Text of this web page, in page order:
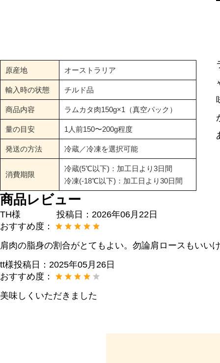
原産地 オーストラリア
輸入時の状態 チルド品
商品内容 ラムカタ肉150g×1（真空パック）
量の目安 1人前150〜200g程度
発送の方法 冷蔵／冷凍を選択可能
消費期限
冷蔵(5℃以下)：加工日より3日間
冷凍(-18℃以下)：加工日より30日間
商品レビュー
TH様 投稿日： 2026年06月22日
おすすめ度：
肩肉の脂身の割合がとてもよい。勿論肩ロースもいい
tt様投稿日： 2025年05月26日
おすすめ度：
美味しくいただきました